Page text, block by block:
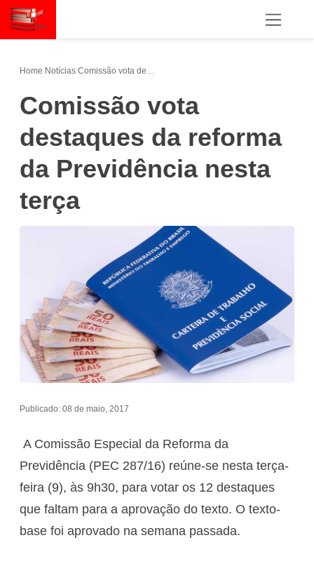
Home/Notícias/
Comissão vota
destaques da reforma
da Previdência nesta
terça
Publicado: 08 de maio, 2017
A Comissão Especial da Reforma da
Previdência (PEC 287/16) reúne-se nesta terça-
feira (9), às 9h30, para votar os 12 destaques
que faltam para a aprovação do texto. O texto-
base foi aprovado na semana passada.